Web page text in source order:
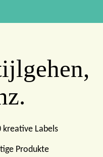
kreative Labels
Produkte